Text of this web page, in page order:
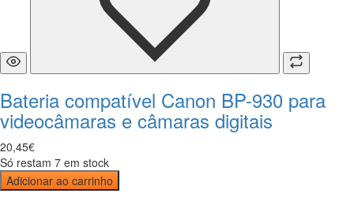
Bateria compatível Canon BP-930 para
videocâmaras e câmaras digitais
20,45€
Só restam 7 em stock
Adicionar ao carrinho